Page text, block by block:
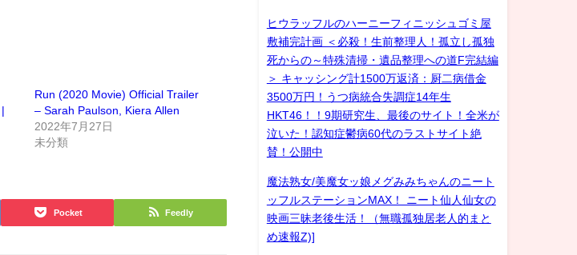
Run (2020 Movie) Official Trailer
– Sarah Paulson, Kiera Allen
2022年7月27日
未分類
Pocket Feedly
ヒウラッフルのハーニーフィニッシュゴミ屋
敷補完計画 ＜必殺！生前整理人！孤立し孤独
死からの～特殊清掃・遺品整理への道F完結編
＞ キャッシング計1500万返済：厨二病借金
3500万円！うつ病統合失調症14年生
HKT46！！9期研究生、最後のサイト！全米が
泣いた！認知症鬱病60代のラストサイト絶
賛！公開中
魔法熟女/美魔女ッ娘メグみみちゃんのニート
ッフルステーションMAX！ ニート仙人仙女の
映画三昧老後生活！（無職孤独居老人的まと
め速報Z)]